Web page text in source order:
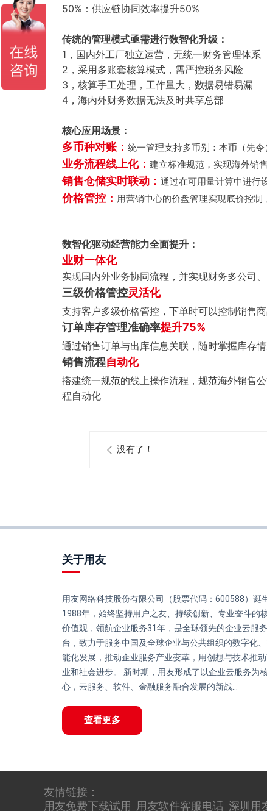
50%： 供应链协同效率提升50%
传统的管理模式亟需进行数智化升级：
1， 国内外工厂独立运营，无统一财务管理体系
2， 采用多账套核算模式，需严控税务风险
3， 核算手工处理，工作量大，数据易错易漏
4， 海内外财务数据无法及时共享总部
核心应用场景：
多币种对账： 统一管理支持多币别：本币（先
业务流程线上化： 建立标准规范，实现海外销
销售仓储实时联动： 通过在可用量计算中进行
价格管控： 用营销中心的价盘管理实现底价控
数智化驱动经营能力全面提升：
业财一体化
实现国内外业务协同流程，并实现财务多公司
三级价格管控灵活化
支持客户多级价格管控，下单时可以控制销售
订单库存管理准确率提升75%
通过销售订单与出库信息关联，随时掌握库存
销售流程自动化
搭建统一规范的线上操作流程，规范海外销售
程自动化
没有了！
关于用友
用友网络科技股份有限公司（股票代码：600588）诞
1988年，始终坚持用户之友、持续创新、专业奋斗的
价值观，领航企业服务31年，是全球领先的企业云服
台，致力于服务中国及全球企业与公共组织的数字化
能化发展，推动企业服务产业变革，用创想与技术推
业和社会进步。 新时期，用友形成了以企业云服务为
心，云服务、软件、金融服务融合发展的新战...
查看更多
友情链接：
用友免费下载试用 用友软件客服电话 深圳用